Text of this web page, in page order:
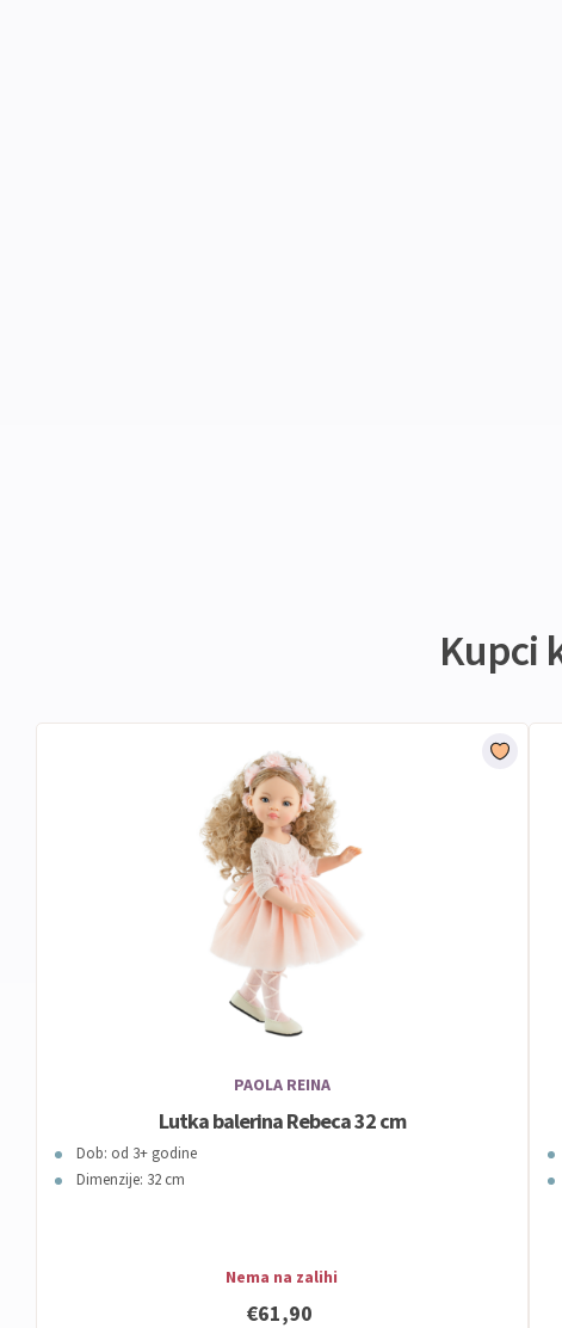
Kupci
PAOLA REINA
Lutka balerina Rebeca 32 cm
Dob: od 3+ godine
Dimenzije: 32 cm
Nema na zalihi
€61,90